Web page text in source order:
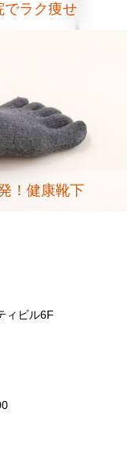
ラク痩せ
！健康靴下
ィビル6F